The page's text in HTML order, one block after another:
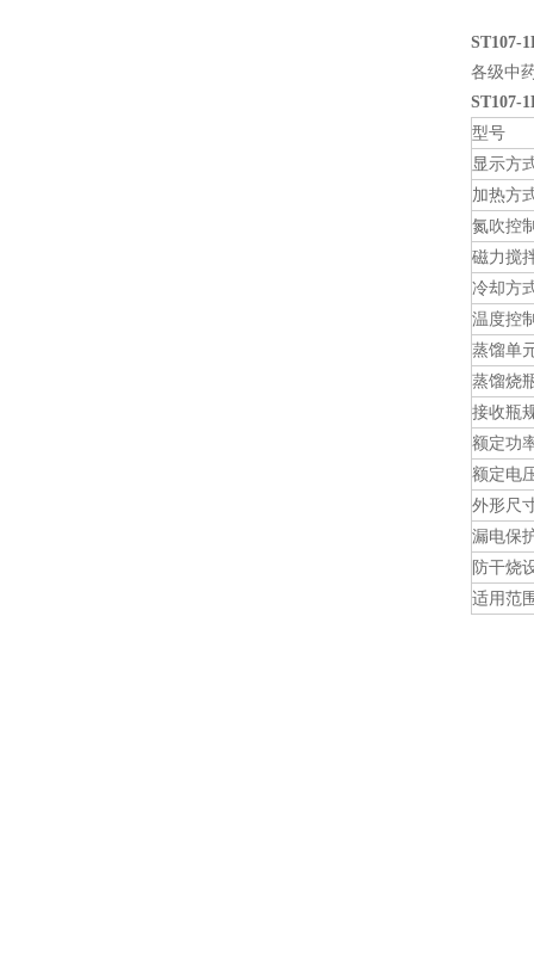
ST107-
各级中
ST107-
型号
显示方
加热方
氮吹控
磁力搅
冷却方
温度控
蒸馏单
蒸馏烧
接收瓶
额定功
额定电
外形尺
漏电保
防干烧
适用范